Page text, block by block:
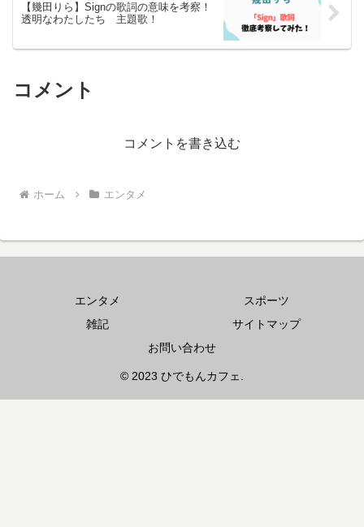
【幾田りら】Signの歌詞の意味を考察！
透明なわたしたち 主題歌！
コメント
コメントを書き込む
ホーム エンタメ
エンタメ
スポーツ
雑記
サイトマップ
お問い合わせ
© 2023 ひでもんカフェ.